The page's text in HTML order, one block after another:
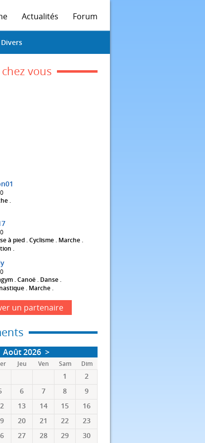
Actualités Forum
Divers
vous
.
à pied . Cyclisme . Marche .
.
. Canoë . Danse .
. Marche .
un partenaire
Août 2026 >
Jeu Ven Sam Dim
1
2
6 7 8
9
13 14 15
16
20 21 22
23
27 28 29 30